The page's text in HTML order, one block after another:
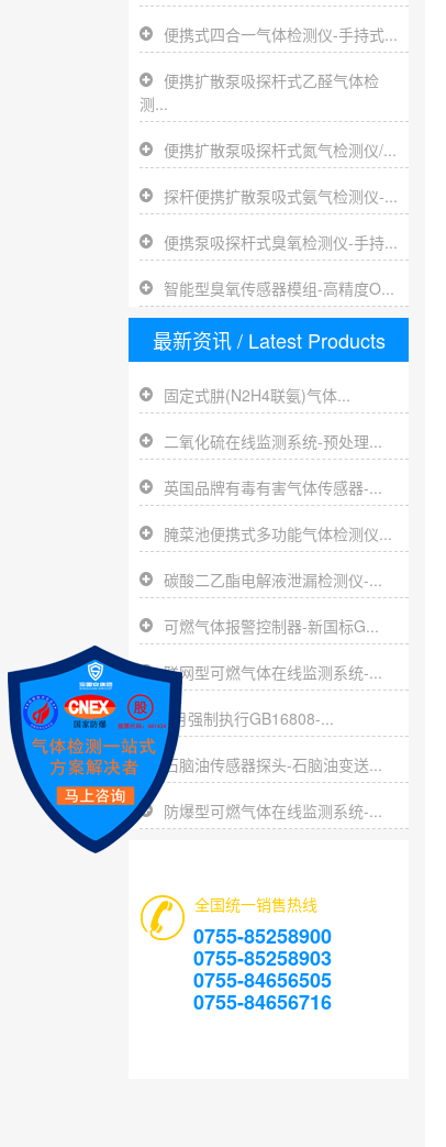
便携式四合一气体检测仪-手持式...
便携扩散泵吸探杆式乙醛气体检
测...
便携扩散泵吸探杆式氮气检测仪/...
探杆便携扩散泵吸式氨气检测仪-...
便携泵吸探杆式臭氧检测仪-手持...
智能型臭氧传感器模组-高精度O...
最新资讯/ Latest Products
固定式肼(N2H4联氨)气体...
二氧化硫在线监测系统-预处理...
英国品牌有毒有害气体传感器-...
腌菜池便携式多功能气体检测仪...
碳酸二乙酯电解液泄漏检测仪-...
可燃气体报警控制器-新国标G...
联网型可燃气体在线监测系统-...
8月强制执行GB16808-...
石脑油传感器探头-石脑油变送...
防爆型可燃气体在线监测系统-...
全国统一销售热线
0755-85258900
0755-85258903
0755-84656505
0755-84656716